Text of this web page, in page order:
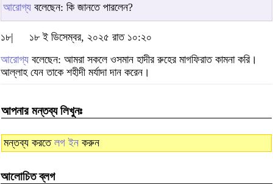
আরোগ্য বলেছেন: কি জানতে পারলেন?
১৮|
১৮ ই ডিসেম্বর, ২০২৫ রাত ১০:২০
আরোগ্য বলেছেন: আমরা সকলে ওসমান হাদীর রুহের মাগফিরাত কামনা করি।
আল্লাহ যেন তাকে শহীদী মর্যাদা দান করেন।
আপনার মন্তব্য লিখুনঃ
মন্তব্য করতে লগ ইন করুন
আলোচিত ব্লগ